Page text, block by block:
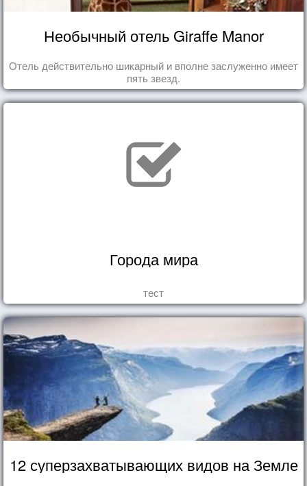
Необычный отель Giraffe Manor
Отель действительно шикарный и вполне заслуженно имеет
пять звезд.
Города мира
тест
12 суперзахватывающих видов на Земле